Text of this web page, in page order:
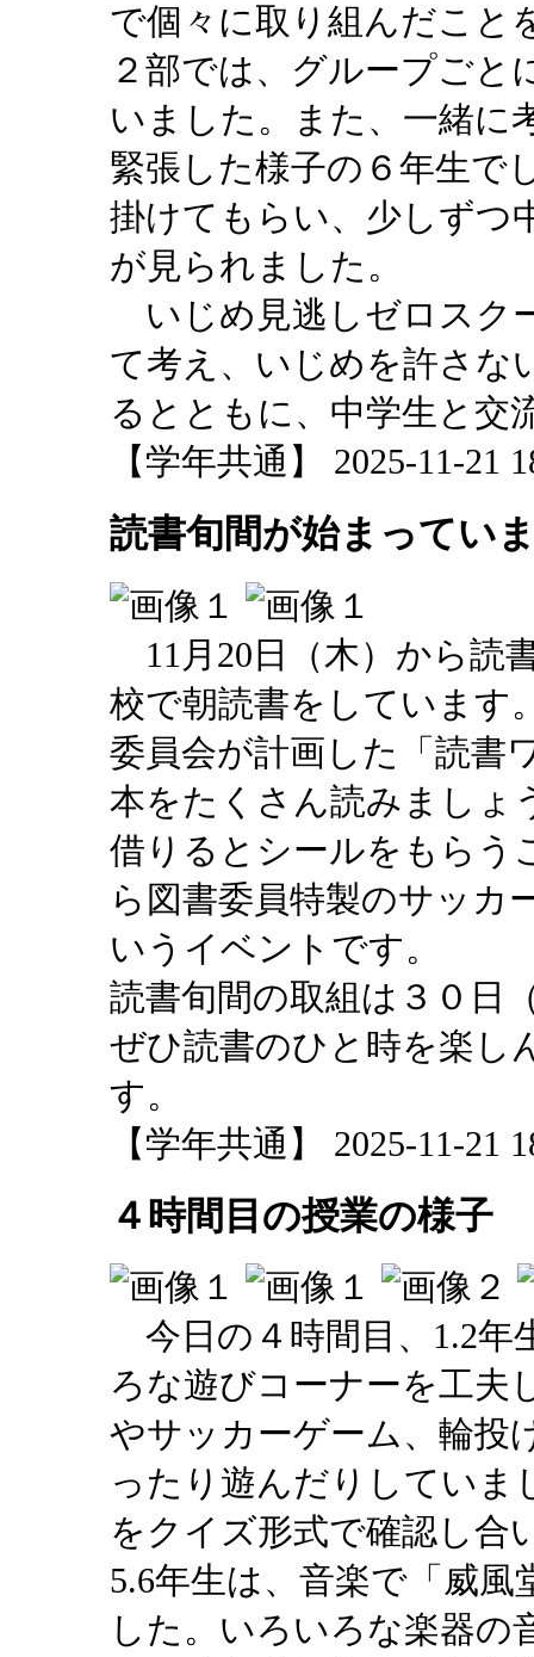
で個々に取り組んだこと
２部では、グループごと
いました。また、一緒に
緊張した様子の６年生で
掛けてもらい、少しずつ
が見られました。
いじめ見逃しゼロスク
て考え、いじめを許さな
るとともに、中学生と交
【学年共通】 2025-11-21
読書旬間が始まってい
11月20日（木）から読
校で朝読書をしています
委員会が計画した「読書
本をたくさん読みましょ
借りるとシールをもらう
ら図書委員特製のサッカ
いうイベントです。
読書旬間の取組は３０日
ぜひ読書のひと時を楽し
す。
【学年共通】 2025-11-21
４時間目の授業の様子
今日の４時間目、1.2年
ろな遊びコーナーを工夫
やサッカーゲーム、輪投
ったり遊んだりしていま
をクイズ形式で確認し合
5.6年生は、音楽で「威
した。いろいろな楽器の